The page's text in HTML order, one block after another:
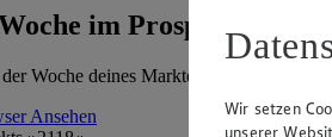
im Prospekt ansehen
Woche deines Marktes im digitalen
Ansehen
Wir setzen
unserer